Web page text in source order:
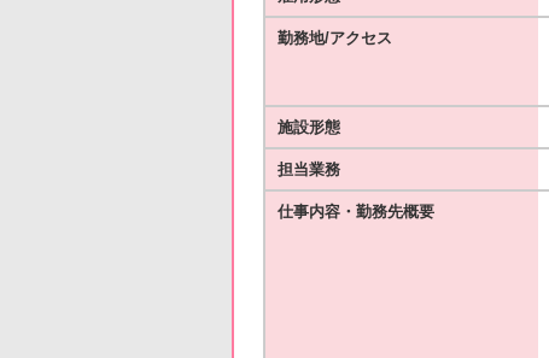
勤務地/アクセス
施設形態
担当業務
仕事内容・勤務先概要